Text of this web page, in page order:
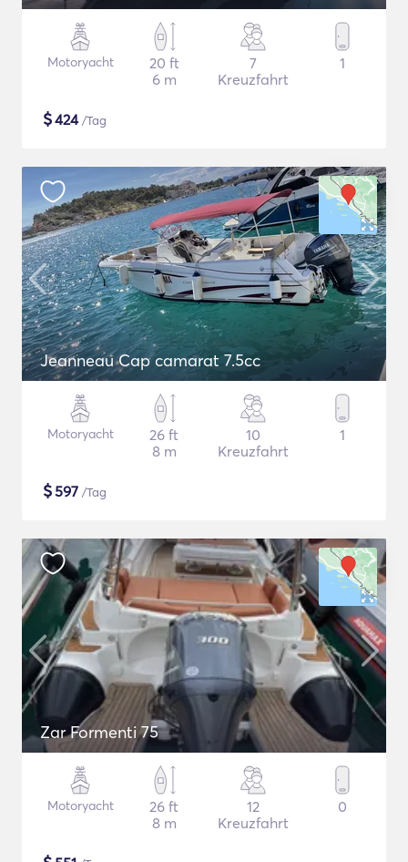
Motoryacht
20 ft
6 m
7
Kreuzfahrt
1
$424/Tag
Jeanneau Cap camarat 7.5cc
Motoryacht
26 ft
8 m
10
Kreuzfahrt
1
$597 /Tag
Zar Formenti 75
Motoryacht
26 ft
8 m
12
Kreuzfahrt
0